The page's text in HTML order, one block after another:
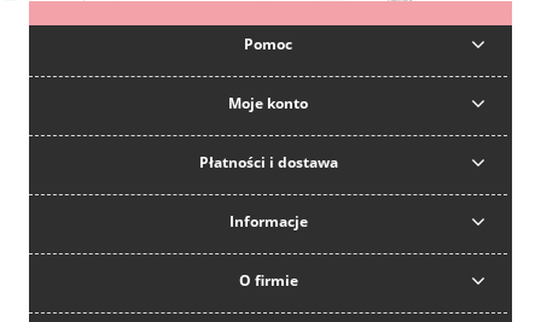
Pomoc
Moje konto
Płatności i dostawa
Informacje
O firmie